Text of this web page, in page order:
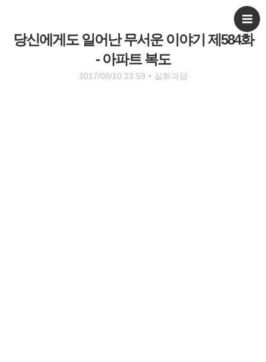
당신에게도 일어난 무서운 이야기 제584화
- 아파트 복도
2017/08/10 23:59 • 실화괴담